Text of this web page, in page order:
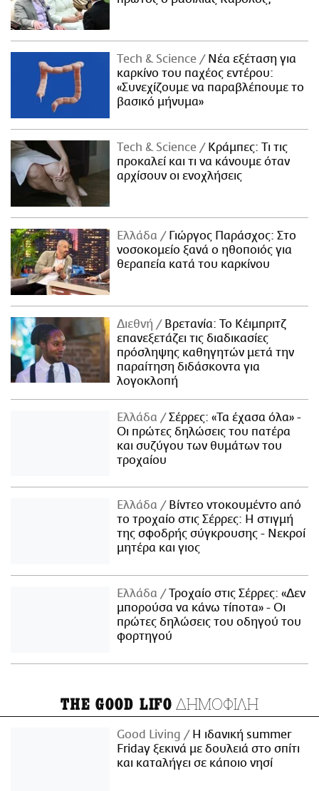
Τech & Science
Νέα εξέταση για
καρκίνο του παχέος εντέρου:
«Συνεχίζουμε να παραβλέπουμε το
βασικό μήνυμα»
Τech & Science
Κράμπες: Τι τις
προκαλεί και τι να κάνουμε όταν
αρχίσουν οι ενοχλήσεις
Ελλάδα
Γιώργος Παράσχος: Στο
νοσοκομείο ξανά ο ηθοποιός για
θεραπεία κατά του καρκίνου
Διεθνή
Βρετανία: Το Κέιμπριτζ
επανεξετάζει τις διαδικασίες
πρόσληψης καθηγητών μετά την
παραίτηση διδάσκοντα για
λογοκλοπή
Ελλάδα
Σέρρες: «Τα έχασα όλα» -
Οι πρώτες δηλώσεις του πατέρα
και συζύγου των θυμάτων του
τροχαίου
Ελλάδα
Βίντεο ντοκουμέντο από
το τροχαίο στις Σέρρες: Η στιγμή
της σφοδρής σύγκρουσης - Νεκροί
μητέρα και γιος
Ελλάδα
Τροχαίο στις Σέρρες: «Δεν
μπορούσα να κάνω τίποτα» - Οι
πρώτες δηλώσεις του οδηγού του
φορτηγού
THE GOOD LIFO ΔΗΜΟΦΙΛΗ
Good Living
Η ιδανική summer
Friday ξεκινά με δουλειά στο σπίτι
και καταλήγει σε κάποιο νησί